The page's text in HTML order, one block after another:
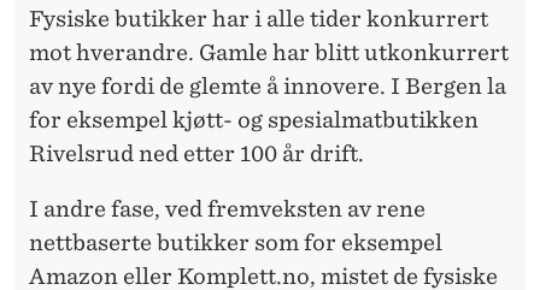
Fysiske butikker har i alle tider konkurrert
mot hverandre. Gamle har blitt utkonkurrert
av nye fordi de glemte å innovere. I Bergen la
for eksempel kjøtt- og spesialmatbutikken
Rivelsrud ned etter 100 år drift.
I andre fase, ved fremveksten av rene
nettbaserte butikker som for eksempel
Amazon eller Komplett.no, mistet de fysiske